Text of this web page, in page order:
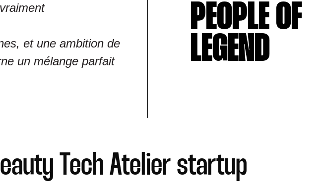
et une ambition de
un mélange parfait
PEOPLE OF
LEGEND
Tech Atelier startup